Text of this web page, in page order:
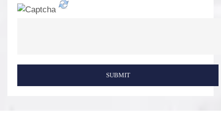
SUBMIT